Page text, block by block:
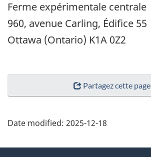
Ferme expérimentale centrale
960, avenue Carling, Édifice 55
Ottawa (Ontario) K1A 0Z2
Partagez cette page
Date modified: 2025-12-18